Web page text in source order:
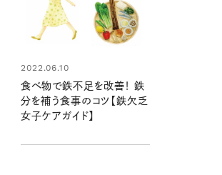
2022.06.10
食べ物で鉄不足を改善！ 鉄
分を補う食事のコツ【鉄欠乏
女子ケアガイド】